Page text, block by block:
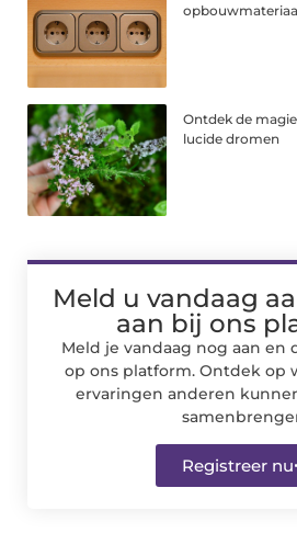
Ontdek de
lucide dromen
Meld u vandaag
aan bij ons
Meld je vandaag nog aan en
op ons platform. Ontdek op
ervaringen anderen
Registreer nu